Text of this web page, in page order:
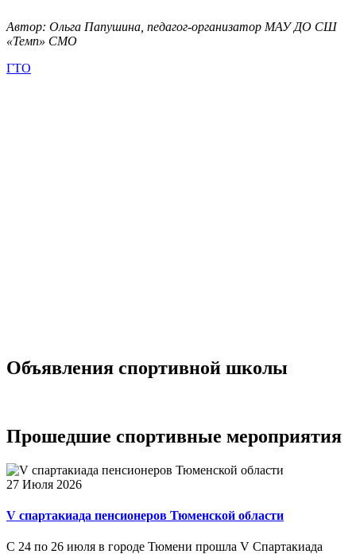
Автор: Ольга Папушина, педагог-организатор МАУ ДО СШ
«Темп» СМО
ГТО
Объявления спортивной школы
Прошедшие спортивные мероприятия
27 Июля 2026
V спартакиада пенсионеров Тюменской области
С 24 по 26 июля в городе Тюмени прошла V Спартакиада